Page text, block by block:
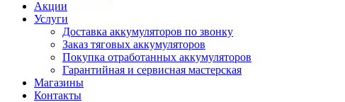
Акции
Услуги
Доставка аккумуляторов по звонку
Заказ тяговых аккумуляторов
Покупка отработанных аккумуляторов
Гарантийная и сервисная мастерская
Магазины
Контакты